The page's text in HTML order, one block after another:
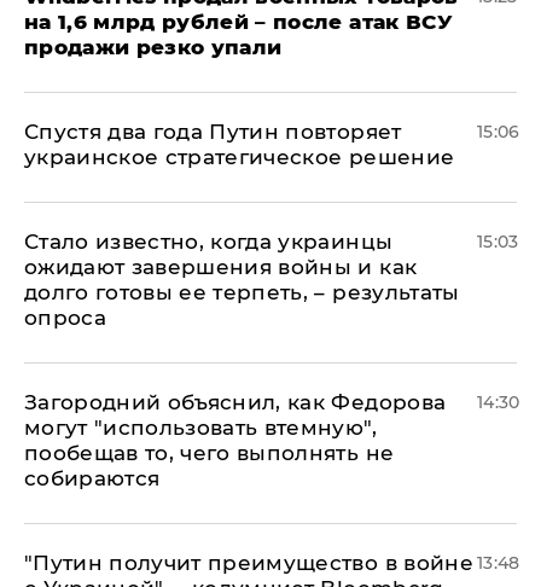
на 1,6 млрд рублей – после атак ВСУ
продажи резко упали
Спустя два года Путин повторяет
украинское стратегическое решение
15:06
Стало известно, когда украинцы
ожидают завершения войны и как
долго готовы ее терпеть, – результаты
опроса
15:03
Загородний объяснил, как Федорова
могут "использовать втемную",
пообещав то, чего выполнять не
собираются
14:30
"Путин получит преимущество в войне 13:48